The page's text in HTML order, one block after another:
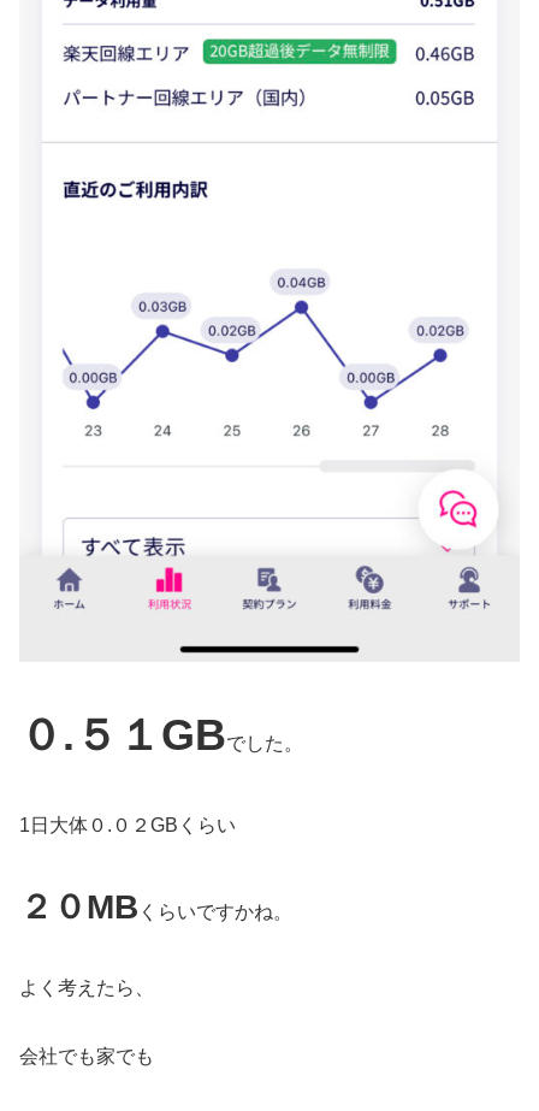
０.５１GBでした。
1日大体０.０２GBくらい
２０MB くらいですかね。
よく考えたら、
会社でも家でも